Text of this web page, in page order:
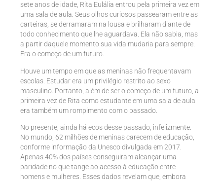
sete anos de idade, Rita Eulália entrou pela primeira vez em
uma sala de aula. Seus olhos curiosos passearam entre as
carteiras, se derramaram na lousa e brilharam diante de
todo conhecimento que lhe aguardava. Ela não sabia, mas
a partir daquele momento sua vida mudaria para sempre.
Era o começo de um futuro.
Houve um tempo em que as meninas não frequentavam
escolas. Estudar era um privilégio restrito ao sexo
masculino. Portanto, além de ser o começo de um futuro, a
primeira vez de Rita como estudante em uma sala de aula
era também um rompimento com o passado.
No presente, ainda há ecos desse passado, infelizmente.
No mundo, 62 milhões de meninas carecem de educação,
conforme informação da Unesco divulgada em 2017.
Apenas 40% dos países conseguiram alcançar uma
paridade no que tange ao acesso à educação entre
homens e mulheres. Esses dados revelam que, embora